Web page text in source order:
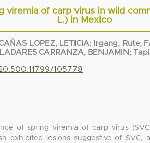
viremia of carp virus in wild
L.) in Mexico
LOPEZ, LETICIA; Irgang, Rute;
CARRANZA, BENJAMIN ;
105778
of spring viremia of carp virus
exhibited lesions suggestive of SVC,